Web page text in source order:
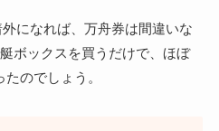
になれば、万舟券は間違いな
ボックスを買うだけで、ほぼ
のでしょう。